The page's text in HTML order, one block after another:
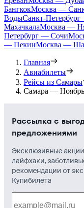
БангкокМосква —
ВодыСанкт-
МахачкалаМосква —
Петербург — Сочи
— ПекинМосква —
Главная
Авиабилеты
Рейсы из Самары
Самара —
Рассылка с
предложениями
Эксклюзивные
лайфхаки,
рекомендации от
Купибилета